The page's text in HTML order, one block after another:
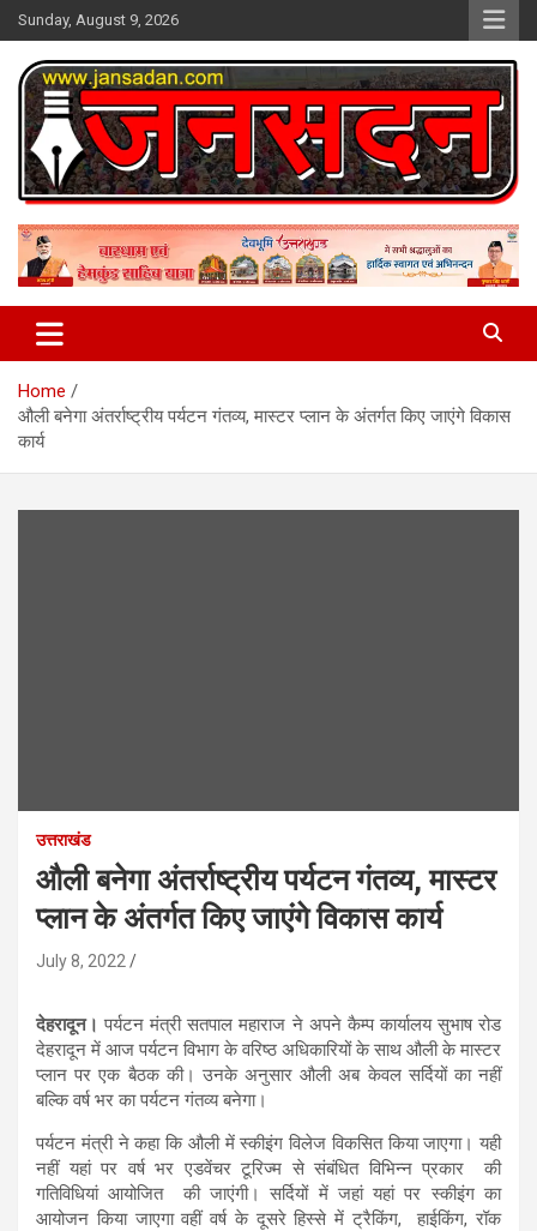
Skip
to
content
Sunday, August 9, 2026
Jan Sadan
Home
औली बनेगा अंतर्राष्ट्रीय पर्यटन गंतव्य, मास्टर प्लान के अंतर्गत किए जाएंगे विकास
कार्य
उत्तराखंड
औली बनेगा अंतर्राष्ट्रीय पर्यटन गंतव्य, मास्टर
प्लान के अंतर्गत किए जाएंगे विकास कार्य
July 8, 2022
देहरादून। पर्यटन मंत्री सतपाल महाराज ने अपने कैम्प कार्यालय सुभाष रोड
देहरादून में आज पर्यटन विभाग के वरिष्ठ अधिकारियों के साथ औली के मास्टर
प्लान पर एक बैठक की। उनके अनुसार औली अब केवल सर्दियों का नहीं
बल्कि वर्ष भर का पर्यटन गंतव्य बनेगा।
पर्यटन मंत्री ने कहा कि औली में स्कीइंग विलेज विकसित किया जाएगा। यही
नहीं यहां पर वर्ष भर एडवेंचर टूरिज्म से संबंधित विभिन्न प्रकार की
गतिविधियां आयोजित की जाएंगी। सर्दियों में जहां यहां पर स्कीइंग का
आयोजन किया जाएगा वहीं वर्ष के दूसरे हिस्से में ट्रैकिंग, हाईकिंग, रॉक